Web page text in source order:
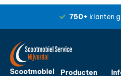
750+ klanten
Scootmobiel
Producten